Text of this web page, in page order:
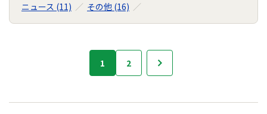
ニュース (11)
その他 (16)
1 2